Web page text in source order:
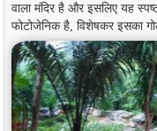
वाला मंदिर है और इसलिए यह
फोटोजेनिक है, विशेषकर इसका